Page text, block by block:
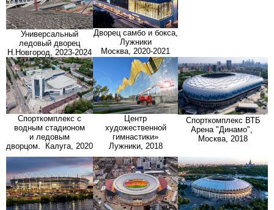
Универсальный
ледовый дворец
Н.Новгород, 2023-2024
Дворец самбо и бокса,
Лужники
Москва, 2020-2021
Спорткомплекс с
водным стадионом
и ледовым
дворцом. Калуга, 2020
Центр
художественной
гимнастики»
Лужники, 2018
Спорткомплекс ВТБ
Арена "Динамо",
Москва, 2018